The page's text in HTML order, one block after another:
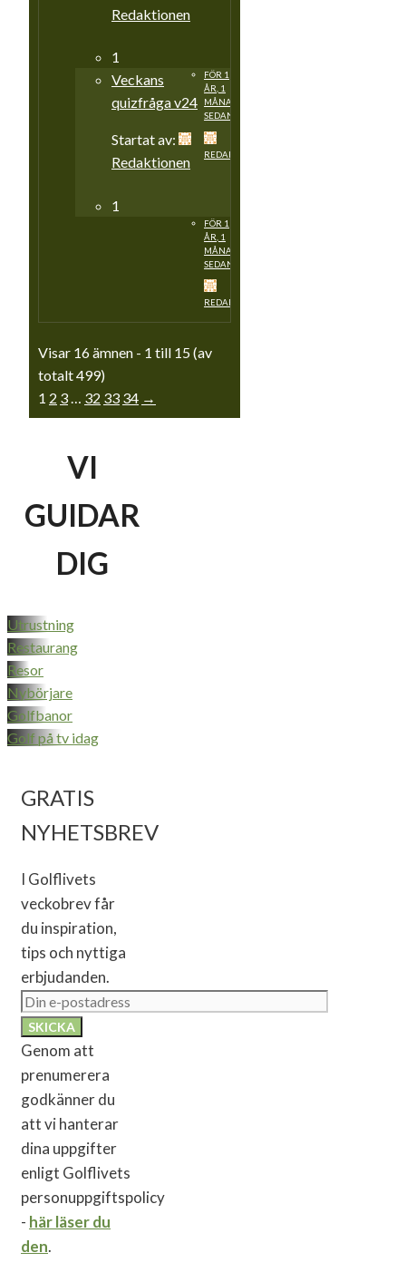
Redaktionen
1
FÖR 1
ÅR, 1
MÅNAD
SEDAN
REDAKTIONEN
Veckans
quizfråga v24
Startat av:
Redaktionen
1
FÖR 1
ÅR, 1
MÅNAD
SEDAN
REDAKTIONEN
Visar 16 ämnen - 1 till 15 (av
totalt 499)
1 2 3… 32 33 34 →
VI
GUIDAR
DIG
Utrustning
Restaurang
Resor
Nybörjare
Golfbanor
Golf på tv idag
GRATIS
NYHETSBREV
I Golflivets
veckobrev får
du inspiration,
tips och nyttiga
erbjudanden.
Genom att
prenumerera
godkänner du
att vi hanterar
dina uppgifter
enligt Golflivets
personuppgiftspolicy
- här läser du
den.